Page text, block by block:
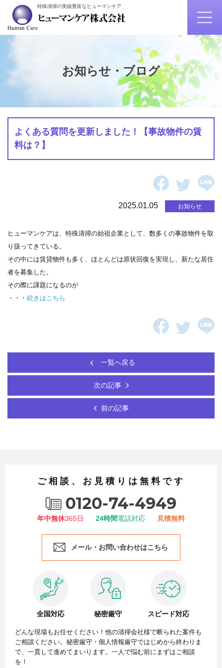
特殊清掃の実績豊富なヒューマンケア
お知らせ・ブログ
よくある質問を更新しました！【事故物件の賃
料は？】
2025.01.05 お知らせ
ヒューマンケアは、特殊清掃の始祖企業として、数多くの事故物件を取
り扱ってきている。
その中には賃貸物件も多く、ほとんどは原状回復を実現し、新たな居住
者を募集した。
その際に課題になるのが
・・・ 続きはこちら
一覧へ戻る
次の記事
前の記事
ご相談、お見積りは無料です
0120-74-4949
年中無休365日 24時間電話対応 見積無料
メール・お問い合わせはこちら
全国対応 秘密厳守 スピード対応
どんな現場もお任せください！他の清掃会社様で断られた案件も
ご相談ください。秘密厳守・個人情報厳守ではじめから終わりま
で、一貫して進めてまいります。一人で悩む前にまずはご相談
を！